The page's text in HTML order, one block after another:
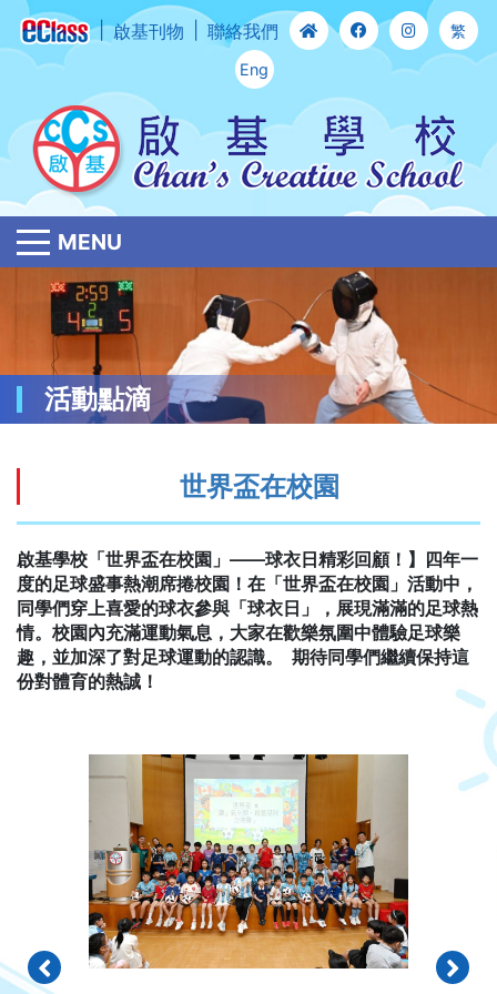
啟基刊物 聯絡我們 繁
Eng
MENU
活動點滴
世界盃在校園
啟基學校「世界盃在校園」——球衣日精彩回顧！】四年一
度的足球盛事熱潮席捲校園！在「世界盃在校園」活動中，
同學們穿上喜愛的球衣參與「球衣日」，展現滿滿的足球熱
情。校園內充滿運動氣息，大家在歡樂氛圍中體驗足球樂
趣，並加深了對足球運動的認識。 期待同學們繼續保持這
份對體育的熱誠！